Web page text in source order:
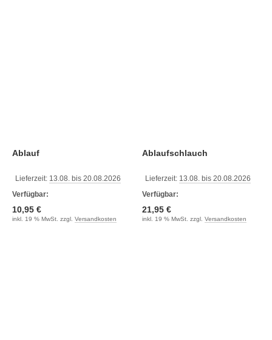
Ablauf
Lieferzeit: 13.08. bis 20.08.2026
Verfügbar:
10,95 €
inkl. 19 % MwSt. zzgl. Versandkosten
Ablaufschlauch
Lieferzeit: 13.08. bis 20.08.2026
Verfügbar:
21,95 €
inkl. 19 % MwSt. zzgl. Versandkosten